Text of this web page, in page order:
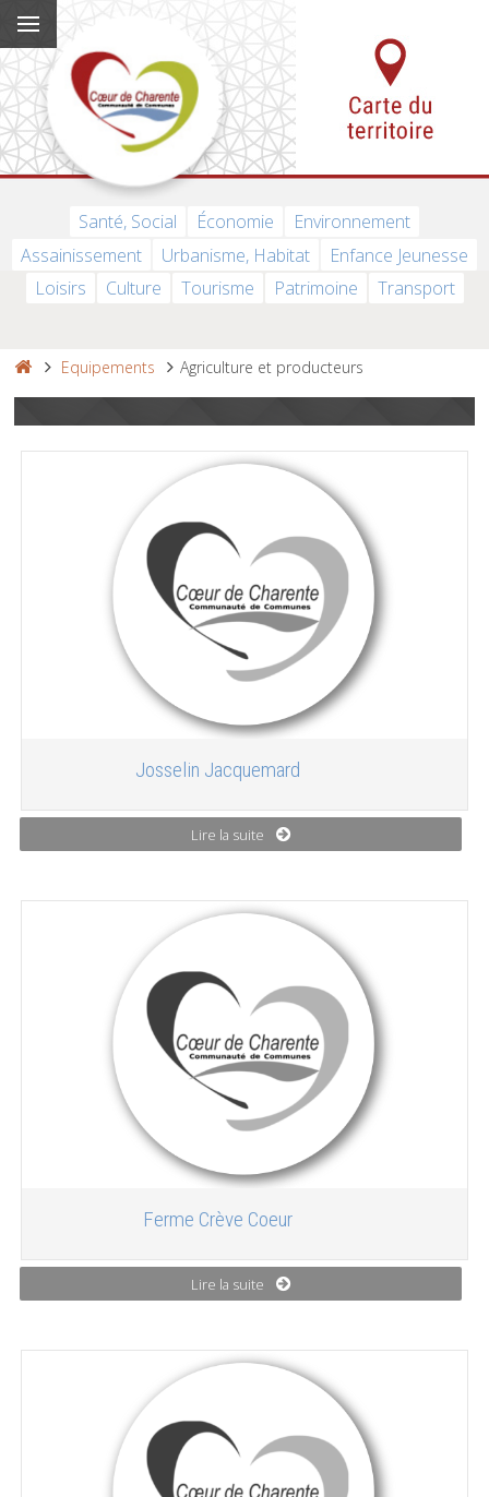
Santé, Social Économie
Environnement
Assainissement
Urbanisme, Habitat
Enfance Jeunesse
Loisirs
Culture Tourisme Patrimoine Transport
Equipements Agriculture et producteurs
Josselin Jacquemard
Lire la suite
Ferme Crève Coeur
Lire la suite